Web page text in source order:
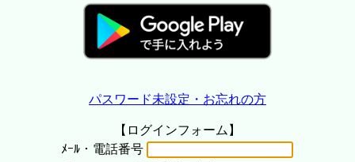
パスワード未設定・お忘れの方
【ログインフォーム】
ﾒｰﾙ・電話番号